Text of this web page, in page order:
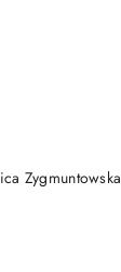
Zygmuntowska